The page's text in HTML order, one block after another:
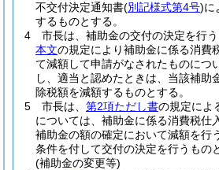
不交付決定通知書(別記様式第4号)に
するものとする。
4
市長は、補助金の交付の決定を行う
本文の規定により補助金に係る消費
て減額して申請がなされたものにつ
し、適当と認めたときは、当該補助
除税額を減額するものとする。
5
市長は、 第2項ただし書の規定によ
については、補助金に係る消費税仕
補助金の額の確定において減額を行
条件を付して交付の決定を行うもの
(補助金の変更等)